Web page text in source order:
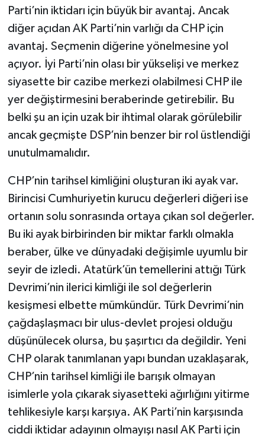
Parti’nin iktidarı için büyük bir avantaj. Ancak
diğer açıdan AK Parti’nin varlığı da CHP için
avantaj. Seçmenin diğerine yönelmesine yol
açıyor. İyi Parti’nin olası bir yükselişi ve merkez
siyasette bir cazibe merkezi olabilmesi CHP ile
yer değiştirmesini beraberinde getirebilir. Bu
belki şu an için uzak bir ihtimal olarak görülebilir
ancak geçmişte DSP’nin benzer bir rol üstlendiği
unutulmamalıdır.
CHP’nin tarihsel kimliğini oluşturan iki ayak var.
Birincisi Cumhuriyetin kurucu değerleri diğeri ise
ortanın solu sonrasında ortaya çıkan sol değerler.
Bu iki ayak birbirinden bir miktar farklı olmakla
beraber, ülke ve dünyadaki değişimle uyumlu bir
seyir de izledi. Atatürk’ün temellerini attığı Türk
Devrimi’nin ilerici kimliği ile sol değerlerin
kesişmesi elbette mümkündür. Türk Devrimi’nin
çağdaşlaşmacı bir ulus-devlet projesi olduğu
düşünülecek olursa, bu şaşırtıcı da değildir. Yeni
CHP olarak tanımlanan yapı bundan uzaklaşarak,
CHP’nin tarihsel kimliği ile barışık olmayan
isimlerle yola çıkarak siyasetteki ağırlığını yitirme
tehlikesiyle karşı karşıya. AK Parti’nin karşısında
ciddi iktidar adayının olmayışı nasıl AK Parti için